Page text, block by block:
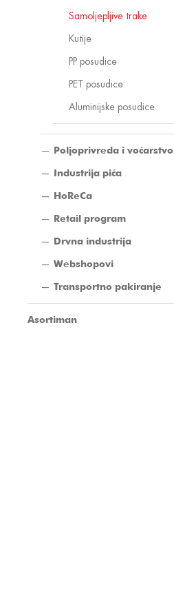
Samoljepljive trake
Kutije
PP posudice
PET posudice
Aluminijske posudice
Poljoprivreda i voćarstvo
Industrija pića
HoReCa
Retail program
Drvna industrija
Webshopovi
Transportno pakiranje
Asortiman